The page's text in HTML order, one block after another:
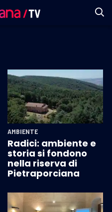
AMBIENTE
Radici: ambiente e
storia si fondono
nella riserva di
Pietraporciana